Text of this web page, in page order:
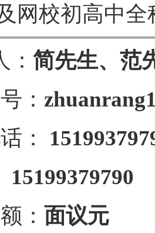
网校初高中全
简先生、范
：
：
15199379790
： 面议元